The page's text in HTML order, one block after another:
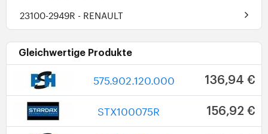
23100-2949R - RENAULT
Gleichwertige Produkte
575.902.120.000 136,94 €
STX100075R 156,92 €